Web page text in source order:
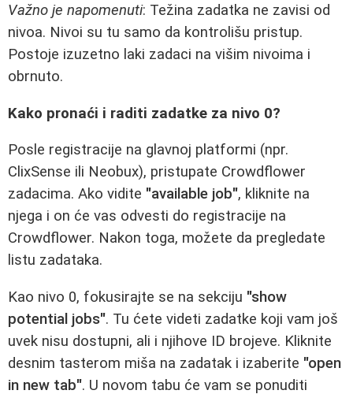
Važno je napomenuti: Težina zadatka ne zavisi od
nivoa. Nivoi su tu samo da kontrolišu pristup.
Postoje izuzetno laki zadaci na višim nivoima i
obrnuto.
Kako pronaći i raditi zadatke za nivo 0?
Posle registracije na glavnoj platformi (npr.
ClixSense ili Neobux), pristupate Crowdflower
zadacima. Ako vidite "available job", kliknite na
njega i on će vas odvesti do registracije na
Crowdflower. Nakon toga, možete da pregledate
listu zadataka.
Kao nivo 0, fokusirajte se na sekciju "show
potential jobs". Tu ćete videti zadatke koji vam još
uvek nisu dostupni, ali i njihove ID brojeve. Kliknite
desnim tasterom miša na zadatak i izaberite "open
in new tab". U novom tabu će vam se ponuditi